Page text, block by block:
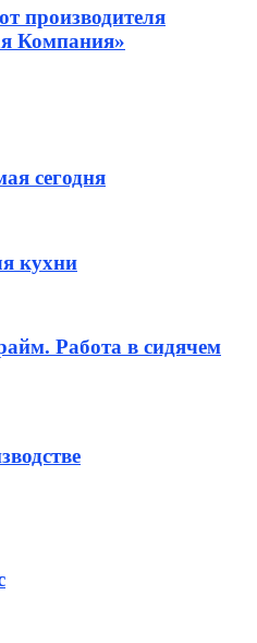
производителя
Компания»
сегодня
кухни
Работа в сидячем